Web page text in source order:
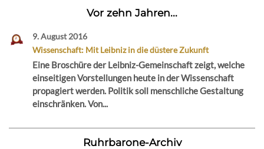
Vor zehn Jahren...
9. August 2016
Wissenschaft: Mit Leibniz in die düstere Zukunft
Eine Broschüre der Leibniz-Gemeinschaft zeigt, welche
einseitigen Vorstellungen heute in der Wissenschaft
propagiert werden. Politik soll menschliche Gestaltung
einschränken. Von...
Ruhrbarone-Archiv